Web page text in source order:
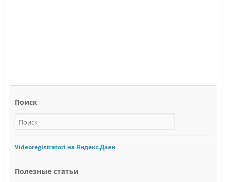
Поиск
Videoregistratori на Яндекс.Дзен
Полезные статьи